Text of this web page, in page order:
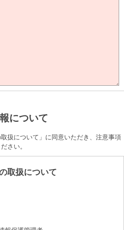
について
扱について」に同意いただき、注意事項
さい。
取扱について